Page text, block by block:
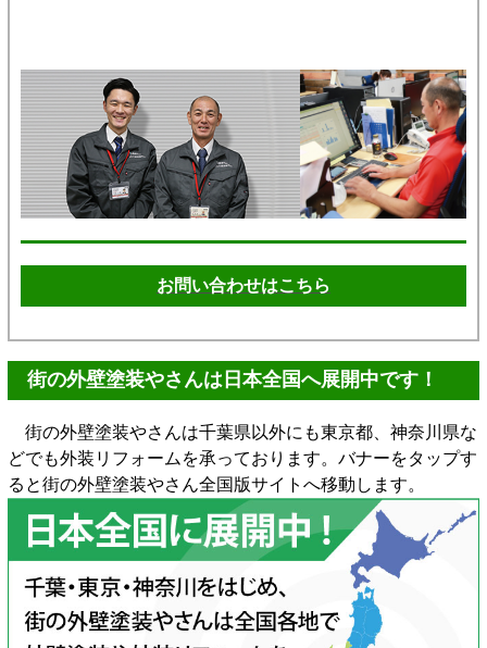
お問い合わせはこちら
街の外壁塗装やさんは日本全国へ展開中です！
街の外壁塗装やさんは千葉県以外にも東京都、神奈川県な
どでも外装リフォームを承っております。バナーをタップす
ると街の外壁塗装やさん全国版サイトへ移動します。